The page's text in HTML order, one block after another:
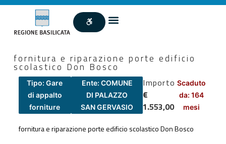
fornitura e riparazione porte edificio
scolastico Don Bosco
Tipo: Gare
di appalto
forniture
Ente: COMUNE
DI PALAZZO
SAN GERVASIO
Importo
€
1.553,00
Scaduto
da: 164
mesi
fornitura e riparazione porte edificio scolastico Don Bosco